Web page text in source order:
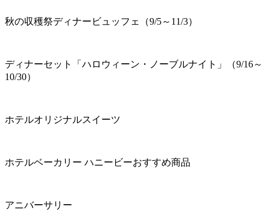
秋の収穫祭ディナービュッフェ（9/5～11/3）
ディナーセット「ハロウィーン・ノーブルナイト」（9/16～
10/30）
ホテルオリジナルスイーツ
ホテルベーカリー ハニービーおすすめ商品
アニバーサリー